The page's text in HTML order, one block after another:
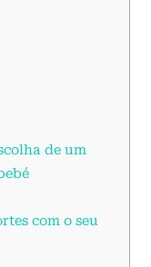
de um
com o seu